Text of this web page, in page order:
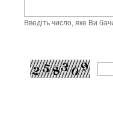
Введіть число, яке Ви